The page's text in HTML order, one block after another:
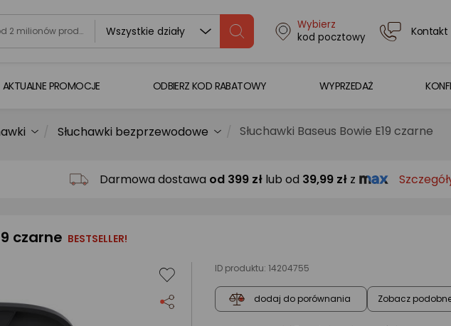
Wszystkie działy
Wybierz
kod pocztowy
Kontakt
AKTUALNE PROMOCJE ODBIERZ KOD RABATOWY WYPRZEDAŻ
Słuchawki bezprzewodowe Słuchawki Baseus Bowie E19 czarne
Darmowa dostawa od 399 zł lub od 39,99 zł z
czarne BESTSELLER!
ID produktu: 14204755
dodaj do porównania Zobacz